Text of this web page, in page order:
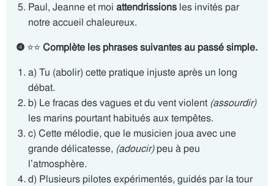
Paul, Jeanne et moi attendrissions les invités par
notre accueil chaleureux.
❹ ⭐⭐ Complète les phrases suivantes au passé simple.
a) Tu (abolir) cette pratique injuste après un long
débat.
b) Le fracas des vagues et du vent violent (assourdir)
les marins pourtant habitués aux tempêtes.
c) Cette mélodie, que le musicien joua avec une
grande délicatesse, (adoucir)peu à peu
l’atmosphère.
d) Plusieurs pilotes expérimentés, guidés par la tour